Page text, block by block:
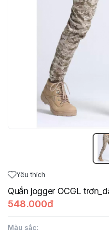
Yêu thích
Quần jogger OCGL
548.000đ
Màu sắc: